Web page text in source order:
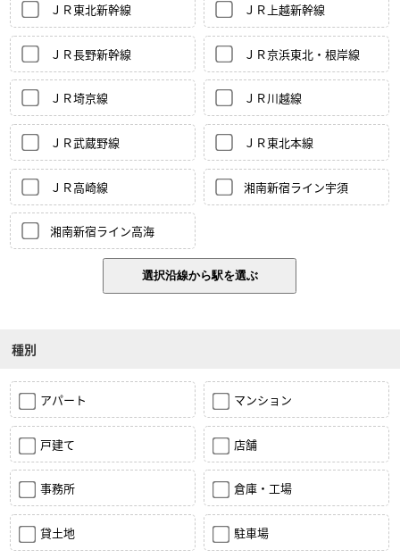
ＪＲ東北新幹線 ＪＲ上越新幹線
ＪＲ長野新幹線 ＪＲ京浜東北・根岸線
ＪＲ埼京線 ＪＲ川越線
ＪＲ武蔵野線 ＪＲ東北本線
ＪＲ高崎線 湘南新宿ライン宇須
湘南新宿ライン高海
種別
アパート マンション
戸建て 店舗
事務所 倉庫・工場
貸土地 駐車場